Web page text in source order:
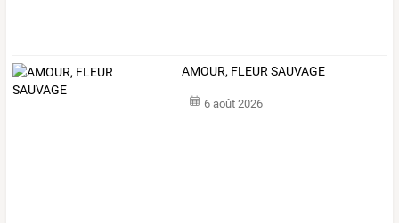
AMOUR, FLEUR SAUVAGE
6 août 2026